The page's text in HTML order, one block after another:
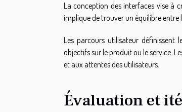
La conception des interfaces vise à
implique de trouver un équilibre
Les parcours utilisateur définissent
objectifs sur le produit ou le service.
et aux attentes des utilisateurs.
Évaluation et